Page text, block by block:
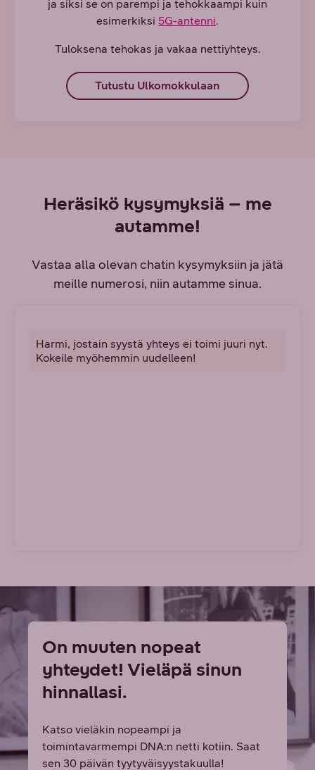
ja siksi se on parempi ja tehokkaampi kuin
esimerkiksi 5G-antenni.
Tuloksena tehokas ja vakaa nettiyhteys.
Tutustu Ulkomokkulaan
Heräsikö kysymyksiä – me
autamme!
Vastaa alla olevan chatin kysymyksiin ja jätä
meille numerosi, niin autamme sinua.
Chatbot sanoo:
Harmi, jostain syystä yhteys ei toimi juuri nyt.
Kokeile myöhemmin uudelleen!
On muuten nopeat
yhteydet! Vieläpä sinun
hinnallasi.
Katso vieläkin nopeampi ja
toimintavarmempi DNA:n netti kotiin. Saat
sen 30 päivän tyytyväisyystakuulla!